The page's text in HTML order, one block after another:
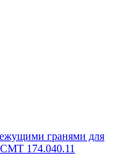
гранями для
174.040.11